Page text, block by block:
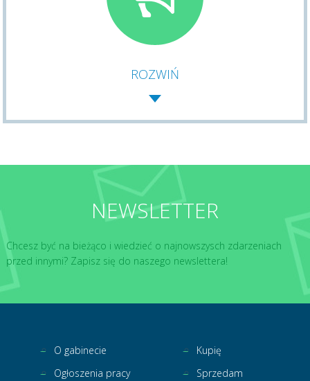
ROZWIŃ
NEWSLETTER
Chcesz być na bieżąco i wiedzieć o najnowszysch zdarzeniach
przed innymi? Zapisz się do naszego newslettera!
O gabinecie
Ogłoszenia pracy
Kupię
Sprzedam